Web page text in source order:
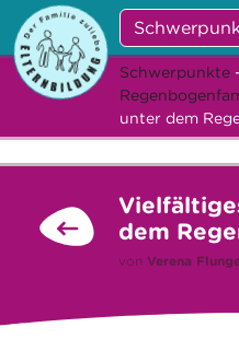
Angebote
Veranstaltungen
Service
Schwerpunkte -
unter dem
dem
von Verena